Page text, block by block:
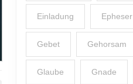
Einladung Epheser
Gebet Gehorsam
Glaube Gnade